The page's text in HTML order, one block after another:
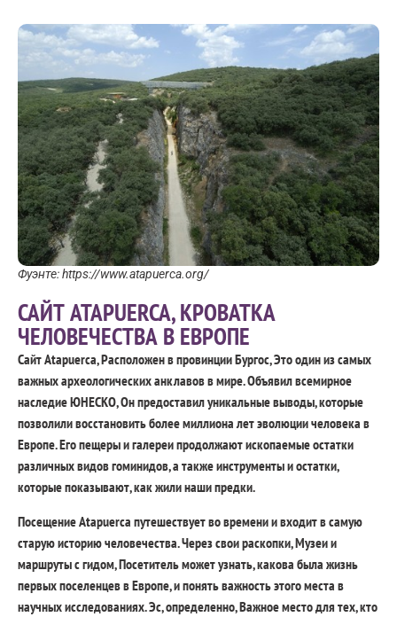
Фуэнте: https://www.atapuerca.org/
САЙТ ATAPUERCA, КРОВАТКА
ЧЕЛОВЕЧЕСТВА В ЕВРОПЕ
Сайт Atapuerca, Расположен в провинции Бургос, Это один из самых
важных археологических анклавов в мире. Объявил всемирное
наследие ЮНЕСКО, Он предоставил уникальные выводы, которые
позволили восстановить более миллиона лет эволюции человека в
Европе. Его пещеры и галереи продолжают ископаемые остатки
различных видов гоминидов, а также инструменты и остатки,
которые показывают, как жили наши предки.
Посещение Atapuerca путешествует во времени и входит в самую
старую историю человечества. Через свои раскопки, Музеи и
маршруты с гидом, Посетитель может узнать, какова была жизнь
первых поселенцев в Европе, и понять важность этого места в
научных исследованиях. Эс, определенно, Важное место для тех, кто